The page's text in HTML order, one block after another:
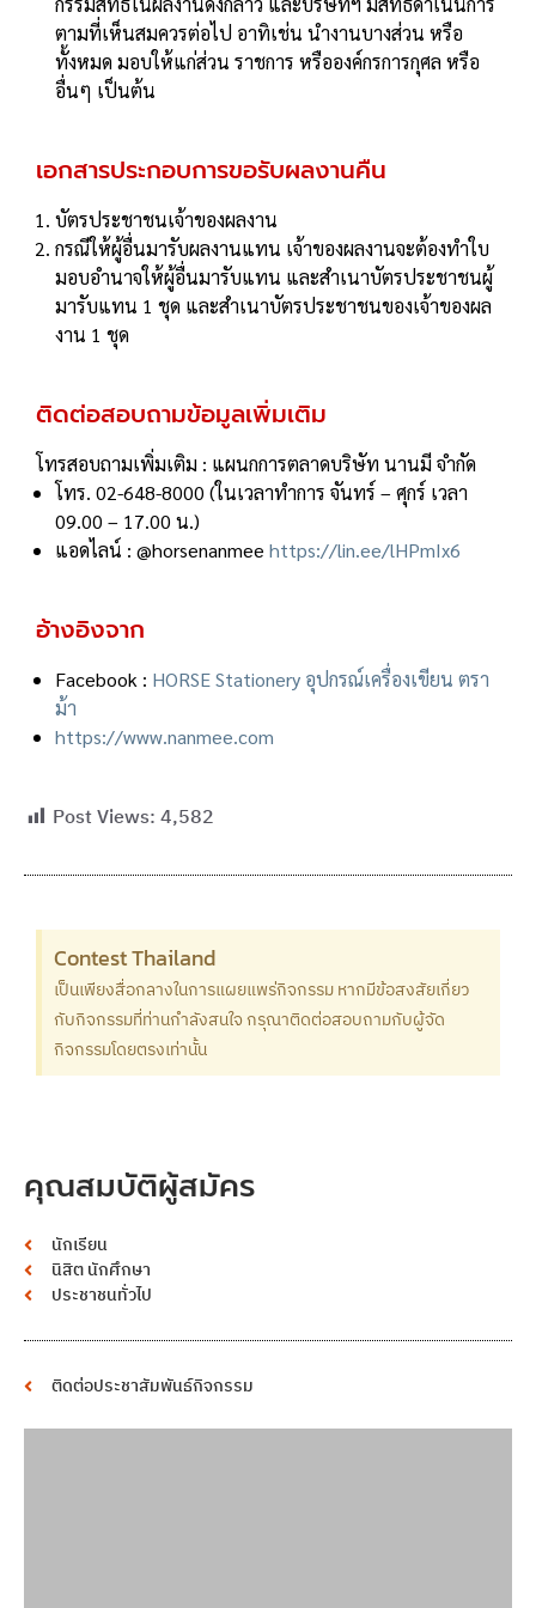
ตามที่เห็นสมควรต่อไป อาทิเช่น นํางานบางส่วน หรือ
ทั้งหมด มอบให้แก่ส่วน ราชการ หรือองค์กรการกุศล หรือ
อื่นๆ เป็นต้น
เอกสารประกอบการขอรับผลงานคืน
บัตรประชาชนเจ้าของผลงาน
กรณีให้ผู้อื่นมารับผลงานแทน เจ้าของผลงานจะต้องทําใบ
มอบอํานาจให้ผู้อื่นมารับแทน และสําเนาบัตรประชาชนผู้
มารับแทน 1 ชุด และสําเนาบัตรประชาชนของเจ้าของผล
งาน 1 ชุด
ติดต่อสอบถามข้อมูลเพิ่มเติม
โทรสอบถามเพิ่มเติม : แผนกการตลาดบริษัท นานมี จำกัด
โทร. 02-648-8000 (ในเวลาทำการ จันทร์ – ศุกร์ เวลา
09.00 – 17.00 น.)
แอดไลน์ : @horsenanmee https://lin.ee/lHPmIx6
อ้างอิงจาก
Facebook : HORSE Stationery อุปกรณ์เครื่องเขียน ตรา
ม้า
https://www.nanmee.com
Post Views:4,582
Contest Thailand
เป็นเพียงสื่อกลางในการแผยแพร่กิจกรรม หากมีข้อสงสัยเกี่ยว
กับกิจกรรมที่ท่านกำลังสนใจ กรุณาติดต่อสอบถามกับผู้จัด
กิจกรรมโดยตรงเท่านั้น
คุณสมบัติผู้สมัคร
นักเรียน
นิสิต นักศึกษา
ประชาชนทั่วไป
ติดต่อประชาสัมพันธ์กิจกรรม